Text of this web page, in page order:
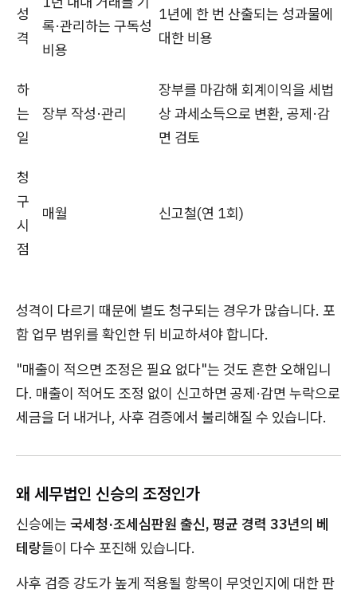
성
격
록·관리하는 구독성
비용
1년에 한 번 산출되는 성과물에
대한 비용
하
는
일
장부 작성·관리
장부를 마감해 회계이익을 세법
상 과세소득으로 변환, 공제·감
면 검토
청
구
시
점
매월 신고철(연 1회)
성격이 다르기 때문에 별도 청구되는 경우가 많습니다. 포
함 업무 범위를 확인한 뒤 비교하셔야 합니다.
"매출이 적으면 조정은 필요 없다"는 것도 흔한 오해입니
다. 매출이 적어도 조정 없이 신고하면 공제·감면 누락으로
세금을 더 내거나, 사후 검증에서 불리해질 수 있습니다.
왜 세무법인 신승의 조정인가
신승에는 국세청·조세심판원 출신, 평균 경력 33년의 베
테랑들이 다수 포진해 있습니다.
사후 검증 강도가 높게 적용될 항목이 무엇인지에 대한 판